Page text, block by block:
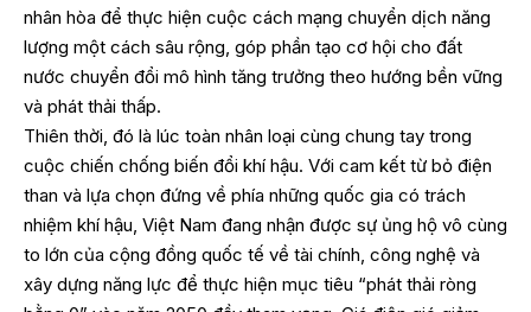
nhân hòa để thực hiện cuộc cách mạng chuyển dịch năng
lượng một cách sâu rộng, góp phần tạo cơ hội cho đất
nước chuyển đổi mô hình tăng trưởng theo hướng bền vững
và phát thải thấp.
Thiên thời, đó là lúc toàn nhân loại cùng chung tay trong
cuộc chiến chống biến đổi khí hậu. Với cam kết từ bỏ điện
than và lựa chọn đứng về phía những quốc gia có trách
nhiệm khí hậu, Việt Nam đang nhận được sự ủng hộ vô cùng
to lớn của cộng đồng quốc tế về tài chính, công nghệ và
xây dựng năng lực để thực hiện mục tiêu “phát thải ròng